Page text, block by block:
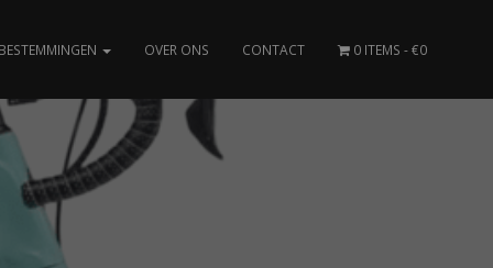
BESTEMMINGEN OVER ONS CONTACT 0 ITEMS €0